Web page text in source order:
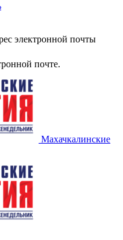
электронной почты
почте.
Махачкалинские